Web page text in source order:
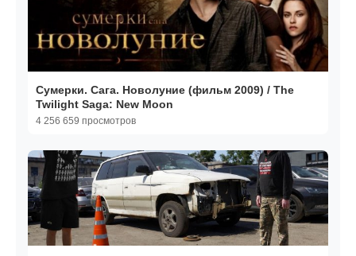
Сумерки. Сага. Новолуние (фильм 2009) / The
Twilight Saga: New Moon
4 256 659 просмотров